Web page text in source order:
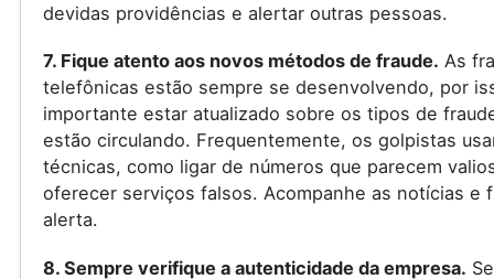
devidas providências e alertar outras pessoas.
7. Fique atento aos novos métodos de fraude. As
telefônicas estão sempre se desenvolvendo, por
importante estar atualizado sobre os tipos de
estão circulando. Frequentemente, os golpistas
técnicas, como ligar de números que parecem
oferecer serviços falsos. Acompanhe as notícias e
alerta.
8. Sempre verifique a autenticidade da empresa.